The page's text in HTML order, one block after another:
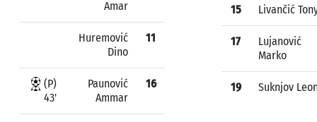
Amar
Huremović
Dino
11
(P)
43'
Paunović
Ammar
16
15 Livančić
17
Lujanović
Marko
19 Suknjov